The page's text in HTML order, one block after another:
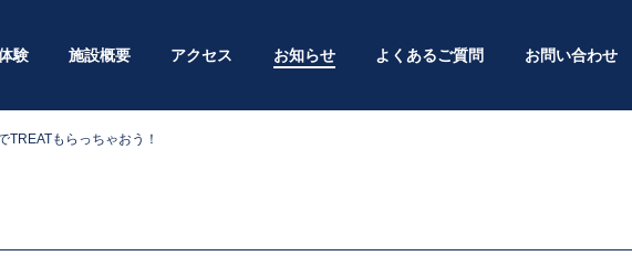
験 施設概要 アクセス お知らせ よくあるご質問 お問い合わせ
もらっちゃおう！